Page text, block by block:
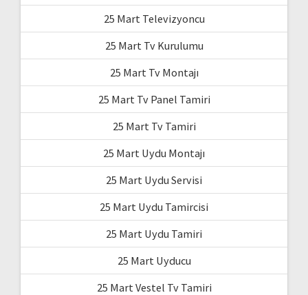
25 Mart Televizyoncu
25 Mart Tv Kurulumu
25 Mart Tv Montajı
25 Mart Tv Panel Tamiri
25 Mart Tv Tamiri
25 Mart Uydu Montajı
25 Mart Uydu Servisi
25 Mart Uydu Tamircisi
25 Mart Uydu Tamiri
25 Mart Uyducu
25 Mart Vestel Tv Tamiri